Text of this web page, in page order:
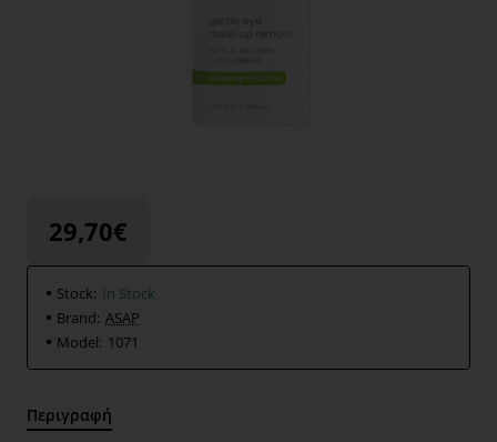
29,70€
Stock: In Stock
Brand: ASAP
Model: 1071
Περιγραφή